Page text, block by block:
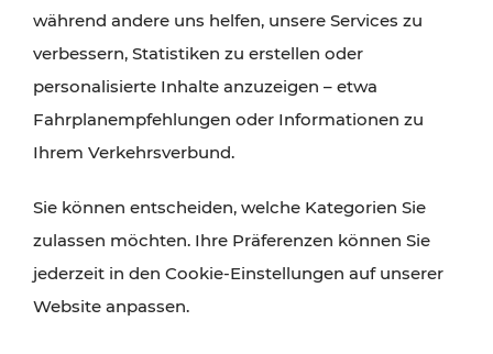
während andere uns helfen, unsere Services zu
verbessern, Statistiken zu erstellen oder
personalisierte Inhalte anzuzeigen – etwa
Fahrplanempfehlungen oder Informationen zu
Ihrem Verkehrsverbund.
Sie können entscheiden, welche Kategorien Sie
zulassen möchten. Ihre Präferenzen können Sie
jederzeit in den Cookie-Einstellungen auf unserer
Website anpassen.